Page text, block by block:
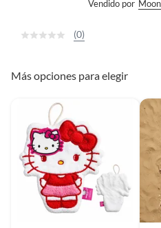
Vendido por
(0)
Más opciones para elegir